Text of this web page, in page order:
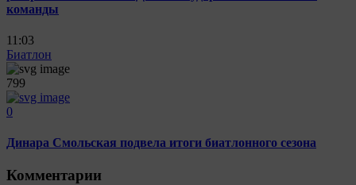
команды
11:03
Биатлон
799
0
Динара Смольская подвела итоги биатлонного сезона
Комментарии